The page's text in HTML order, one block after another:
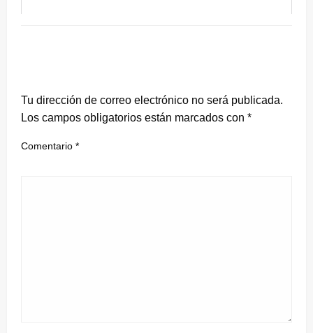
Tu dirección de correo electrónico no será publicada.
Los campos obligatorios están marcados con *
Comentario *